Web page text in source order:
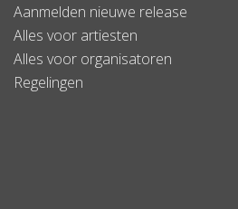
Aanmelden nieuwe release
Alles voor artiesten
Alles voor organisatoren
Regelingen